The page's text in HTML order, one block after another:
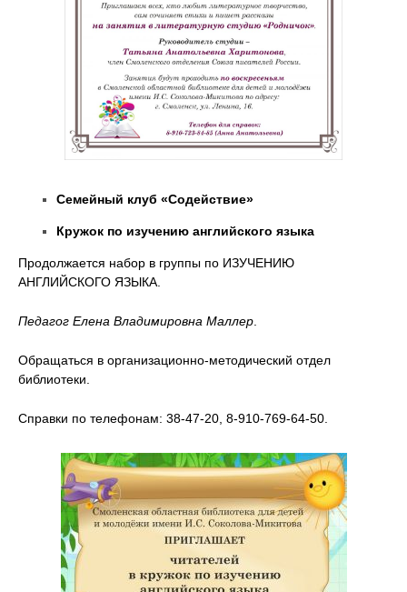
Семейный клуб «Содействие»
Кружок по изучению английского языка
Продолжается набор в группы по ИЗУЧЕНИЮ
АНГЛИЙСКОГО ЯЗЫКА.
Педагог Елена Владимировна Маллер
Обращаться в организационно-методический отдел
библиотеки.
Справки по телефонам: 38-47-20, 8-910-769-64-50.